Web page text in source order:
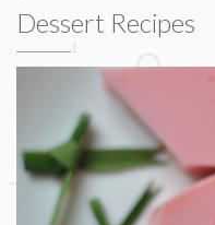
Dessert Recipes